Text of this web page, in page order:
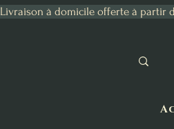
Livraison à domicile offerte à partir